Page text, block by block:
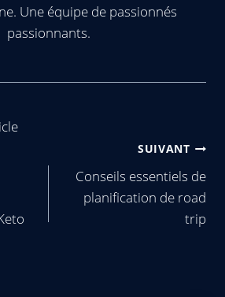
Une équipe de passionnés
passionnants.
SUIVANT
Conseils essentiels de
planification de road
trip